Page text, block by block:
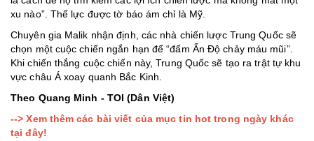
xu nào”. Thế lực được tờ báo ám chỉ là Mỹ.
Chuyên gia Malik nhận định, các nhà chiến lược Trung Quốc sẽ
chọn một cuộc chiến ngắn hạn để “đấm Ấn Độ chảy máu mũi”.
Khi chiến thắng cuộc chiến này, Trung Quốc sẽ tạo ra trật tự khu
vực châu Á xoay quanh Bắc Kinh.
Theo Quang Minh - TOI (Dân Việt)
--> Xem thêm các bài viết của mục tin hot trong ngày khác
tại đây!